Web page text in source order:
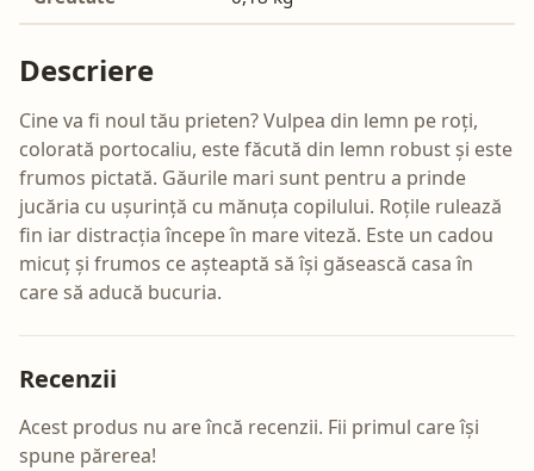
Descriere
Cine va fi noul tău prieten? Vulpea din lemn pe roți,
colorată portocaliu, este făcută din lemn robust și este
frumos pictată. Găurile mari sunt pentru a prinde
jucăria cu ușurință cu mănuța copilului. Roțile rulează
fin iar distracția începe în mare viteză. Este un cadou
micuț și frumos ce așteaptă să își găsească casa în
care să aducă bucuria.
Recenzii
Acest produs nu are încă recenzii. Fii primul care își
spune părerea!